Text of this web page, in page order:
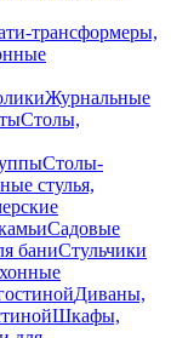
трансформеры,
Журнальные
Столы,
Столы-
стулья,
Садовые
баниСтульчики
Диваны,
Шкафы,